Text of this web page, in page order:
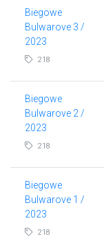
Biegowe
Bulwarove 3 /
2023
218
Biegowe
Bulwarove 2 /
2023
218
Biegowe
Bulwarove 1 /
2023
218